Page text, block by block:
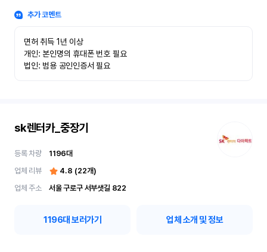
추가 코멘트
면허 취득 1년 이상
개인: 본인명의 휴대폰 번호 필요
법인: 범용 공인인증서 필요
sk렌터카_중장기
등록 차량 1196대
업체 리뷰
4.8 (22개)
업체 주소
서울 구로구 서부샛길 822
1196대 보러가기 업체 소개 및 정보